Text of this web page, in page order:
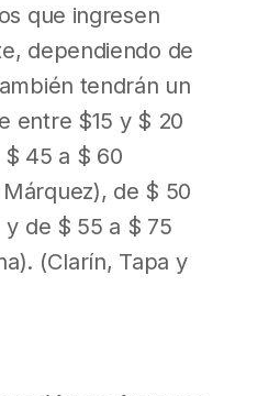
que ingresen
dependiendo de
tendrán un
entre $15 y $ 20
45 a $ 60
de $ 50
de $ 55 a $ 75
(Clarín, Tapa y